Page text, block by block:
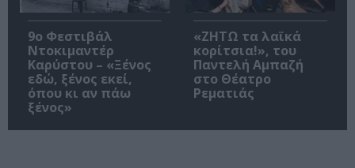
9ο Φεστιβάλ
Ντοκιμαντέρ
Καρύστου – «Ξένος
εδώ, ξένος εκεί,
όπου κι αν πάω
ξένος»
«ΖΗΤΩ τα λαϊκά
κορίτσια!», του
Παντελή Αμπαζή
στο Θέατρο
Ρεματιάς